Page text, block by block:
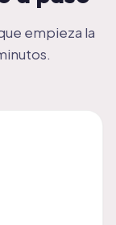
empieza la